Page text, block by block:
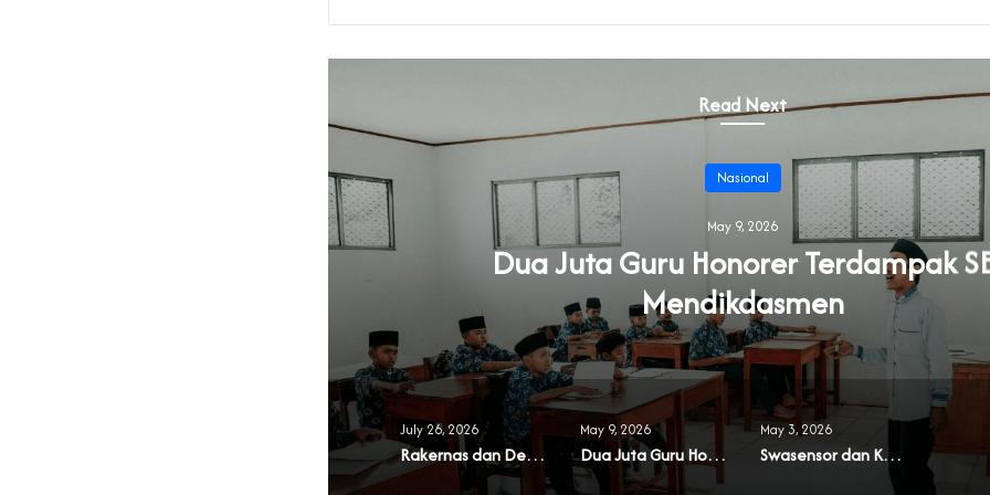
Read Next
Nasional
May 9, 2026
Dua Juta Guru Honorer Terdampak
Mendikdasmen
July 26, 2026
Rakernas dan Deklarasi PERMIT BGN Dorong Percepatan Operasional 1.054 SPPG
May 9, 2026
Dua Juta Guru Honorer Terdampak SE Mendikdasmen
May 3, 2026
Swasensor dan Kekerasan Fisik Jadi Ancaman Nyata bagi Jurnalis di Indonesia